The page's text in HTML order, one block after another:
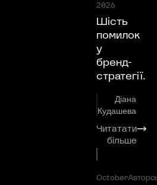
2026
Шість
помилок
у
бренд-
стратегії.
Діана
Кудашева
Читатати
більше
⟶
October